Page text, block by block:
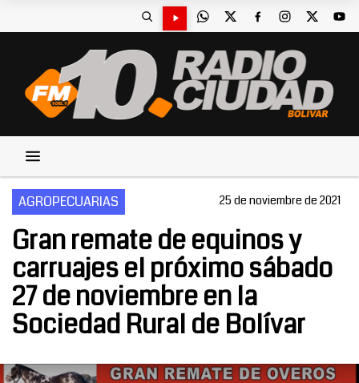
AGROPECUARIAS 25 de noviembre de 2021
Gran remate de equinos y
carruajes el próximo sábado
27 de noviembre en la
Sociedad Rural de Bolívar